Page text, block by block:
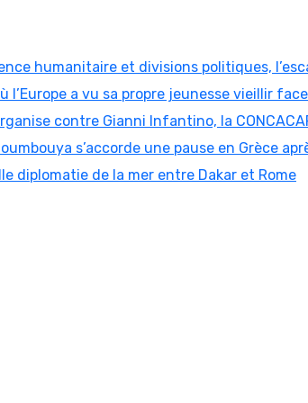
humanitaire et divisions politiques,
l’Europe a vu sa propre jeunesse vieillir
contre Gianni Infantino, la
s’accorde une pause en Grèce
diplomatie de la mer entre Dakar et Rome